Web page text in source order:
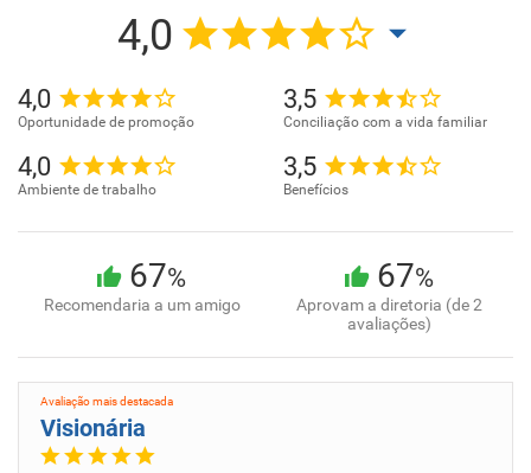
4,0
4,0
Oportunidade de promoção
3,5
Conciliação com a vida familiar
4,0
Ambiente de trabalho
3,5
Benefícios
67%
Recomendaria a um amigo
67%
Aprovam a diretoria (de 2
avaliações)
Avaliação mais destacada
Visionária